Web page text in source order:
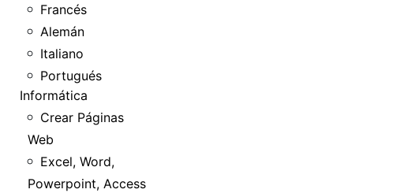
Francés
Alemán
Italiano
Portugués
Informática
Crear Páginas
Web
Excel, Word,
Powerpoint, Access